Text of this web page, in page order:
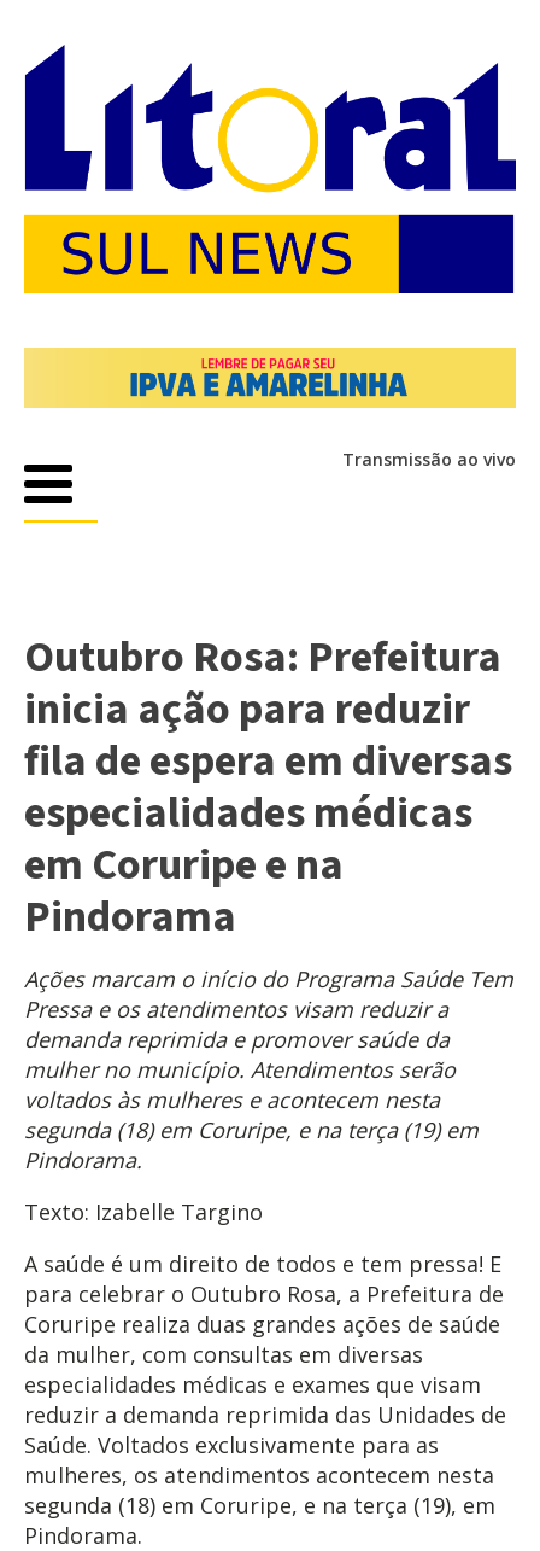
Transmissão ao vivo
Outubro Rosa: Prefeitura
inicia ação para reduzir
fila de espera em diversas
especialidades médicas
em Coruripe e na
Pindorama
Ações marcam o início do Programa Saúde Tem
Pressa e os atendimentos visam reduzir a
demanda reprimida e promover saúde da
mulher no município. Atendimentos serão
voltados às mulheres e acontecem nesta
segunda (18) em Coruripe, e na terça (19) em
Pindorama.
Texto: Izabelle Targino
A saúde é um direito de todos e tem pressa! E
para celebrar o Outubro Rosa, a Prefeitura de
Coruripe realiza duas grandes ações de saúde
da mulher, com consultas em diversas
especialidades médicas e exames que visam
reduzir a demanda reprimida das Unidades de
Saúde. Voltados exclusivamente para as
mulheres, os atendimentos acontecem nesta
segunda (18) em Coruripe, e na terça (19), em
Pindorama.